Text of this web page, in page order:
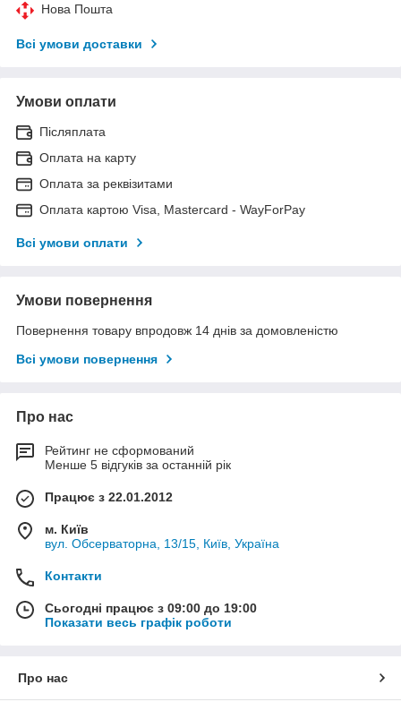
Нова Пошта
Всі умови доставки
Умови оплати
Післяплата
Оплата на карту
Оплата за реквізитами
Оплата картою Visa, Mastercard - WayForPay
Всі умови оплати
Умови повернення
Повернення товару впродовж 14 днів за домовленістю
Всі умови повернення
Про нас
Рейтинг не сформований
Менше 5 відгуків за останній рік
Працює з 22.01.2012
м. Київ
вул. Обсерваторна, 13/15, Київ, Україна
Контакти
Сьогодні працює з 09:00 до 19:00
Показати весь графік роботи
Про нас